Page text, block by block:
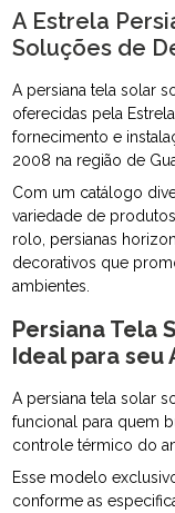
A Estrela
Soluções de
A persiana tela solar
oferecidas pela
fornecimento e
2008 na região de
Com um catálogo
variedade de
rolo, persianas
decorativos que
ambientes.
Persiana Tela
Ideal para seu
A persiana tela solar
funcional para quem
controle térmico do
Esse modelo
conforme as